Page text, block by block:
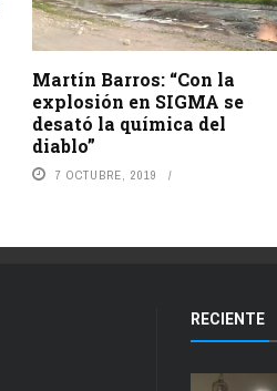
Martín Barros: “Con la
explosión en SIGMA se
desató la química del
diablo”
7 OCTUBRE, 2019
RECIENTE